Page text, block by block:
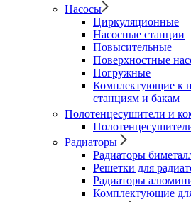
Насосы
Циркуляционные
Насосные станции
Повысительные
Поверхностные
Погружные
Комплектующие к
станциям и бакам
Полотенцесушители и
Радиаторы
Радиаторы
Решетки для
Радиаторы
Комплектующие